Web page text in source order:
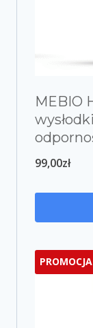
MEBIO
99,00zł
PROMOCJA